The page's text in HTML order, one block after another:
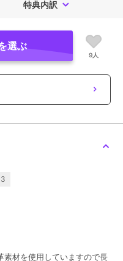
特典内訳
選ぶ
9人
素材を使用していますので長